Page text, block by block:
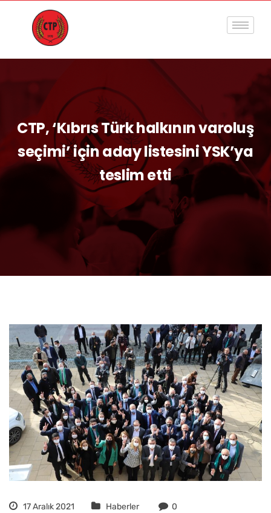
CTP, ‘Kıbrıs Türk halkının varoluş
seçimi’ için aday listesini YSK’ya
teslim etti
17 Aralık 2021 Haberler 0